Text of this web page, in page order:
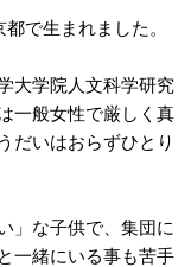
で生まれました。
大学院人文科学研究
一般女性で厳しく真
だいはおらずひとり
」な子供で、集団に
一緒にいる事も苦手